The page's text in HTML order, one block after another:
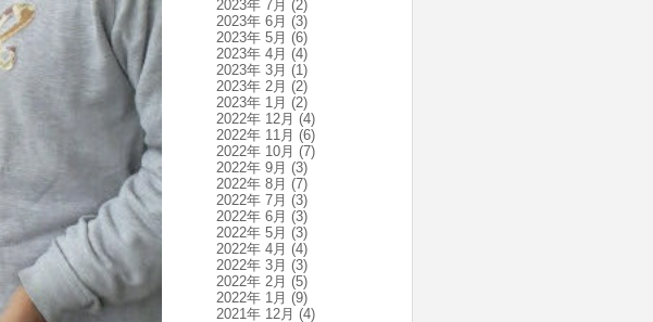
2023年 7月 (2)
2023年 6月 (3)
2023年 5月 (6)
2023年 4月 (4)
2023年 3月 (1)
2023年 2月 (2)
2023年 1月 (2)
2022年 12月 (4)
2022年 11月 (6)
2022年 10月 (7)
2022年 9月 (3)
2022年 8月 (7)
2022年 7月 (3)
2022年 6月 (3)
2022年 5月 (3)
2022年 4月 (4)
2022年 3月 (3)
2022年 2月 (5)
2022年 1月 (9)
2021年 12月 (4)